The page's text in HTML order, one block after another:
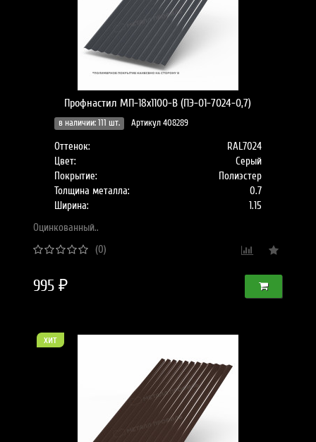
Профнастил МП-18x1100-B (ПЭ-01-7024-0,7)
в наличии: 111 шт. Артикул 408289
Оттенок:
RAL7024
Цвет:
Серый
Покрытие:
Полиэстер
Толщина металла:
0.7
Ширина:
1.15
Оцинкованный..
(0)
995 ₽
хит